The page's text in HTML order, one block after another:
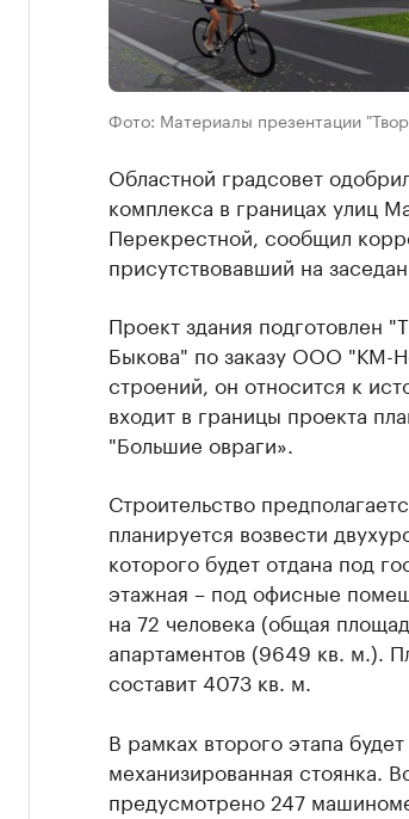
Фото: Материалы презентации
Областной градсовет
комплекса в границах улиц
Перекрестной, сообщил
присутствовавший на
Проект здания подготовлен
Быкова" по заказу ООО "КМ-
строений, он относится к
входит в границы проекта
"Большие овраги».
Строительство
планируется возвести
которого будет отдана под
этажная – под офисные
на 72 человека (общая
апартаментов (9649 кв. м.).
составит 4073 кв. м.
В рамках второго этапа
механизированная стоянка.
предусмотрено 247